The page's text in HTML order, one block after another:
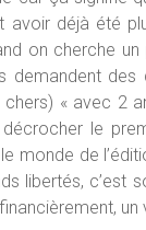
avoir déjà été
on cherche
demandent des
« avec 2
le
monde de
libertés, c’est
un